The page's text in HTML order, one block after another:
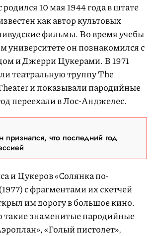
10 мая 1944 года в штате
как автор культовых
фильмы. Во время учебы
университете он познакомился с
и Джерри Цукерами. В 1971
театральную труппу The
и показывали пародийные
переехали в Лос-Анджелес.
что последний год
и Цукеров «Солянка по-
с фрагментами их скетчей
им дорогу в большое кино.
такие знаменитые пародийные
«Голый пистолет»,